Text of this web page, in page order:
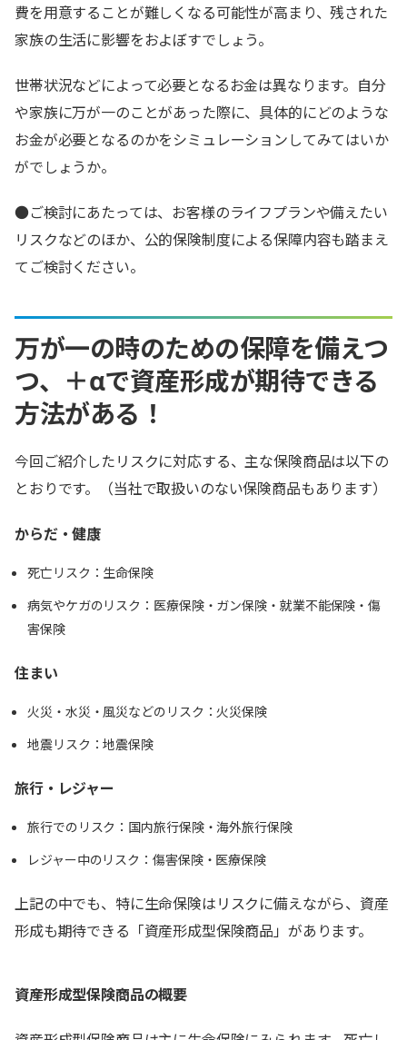
費を用意することが難しくなる可能性が高まり、残された
家族の生活に影響をおよぼすでしょう。
世帯状況などによって必要となるお金は異なります。自分
や家族に万が一のことがあった際に、具体的にどのような
お金が必要となるのかをシミュレーションしてみてはいか
がでしょうか。
●ご検討にあたっては、お客様のライフプランや備えたい
リスクなどのほか、公的保険制度による保障内容も踏まえ
てご検討ください。
万が一の時のための保障を備えつ
つ、＋αで資産形成が期待できる
方法がある！
今回ご紹介したリスクに対応する、主な保険商品は以下の
とおりです。（当社で取扱いのない保険商品もあります）
からだ・健康
死亡リスク：生命保険
病気やケガのリスク：医療保険・ガン保険・就業不能保険・傷
害保険
住まい
火災・水災・風災などのリスク：火災保険
地震リスク：地震保険
旅行・レジャー
旅行でのリスク：国内旅行保険・海外旅行保険
レジャー中のリスク：傷害保険・医療保険
上記の中でも、特に生命保険はリスクに備えながら、資産
形成も期待できる「資産形成型保険商品」があります。
資産形成型保険商品の概要